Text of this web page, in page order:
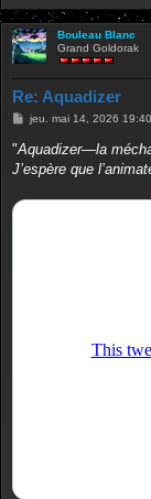
Bouleau Blanc
Grand Goldorak
Re: Aquadizer
M
s
s
a
jeu. mai 14, 2026
"Aquadizer—la
J’espère que